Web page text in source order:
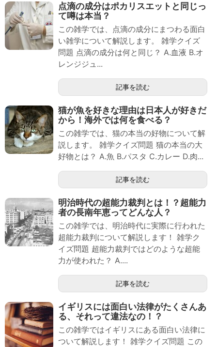
点滴の成分はポカリスエットと同じっ
て噂は本当？
この雑学では、点滴の成分にまつわる面白
い雑学について解説します。 雑学クイズ
問題 点滴の成分は何と同じ？ A.血液 B.オ
レンジジュ...
記事を読む
猫が魚を好きな理由は日本人が好きだ
から！海外では何を食べる？
この雑学では、猫の本当の好物について解
説します。 雑学クイズ問題 猫の本当の大
好物とは？ A.魚 B.パスタ C.カレー D.肉...
記事を読む
明治時代の超能力裁判とは！？超能力
者の長南年恵ってどんな人？
この雑学では、明治時代に実際に行われた
超能力裁判について解説します！ 雑学ク
イズ問題 超能力裁判ではどのような超能
力が使われた？ A....
記事を読む
イギリスには面白い法律がたくさんあ
る、それって違法なの！？
この雑学ではイギリスにある面白い法律に
ついて解説します！ 雑学クイズ問題 この